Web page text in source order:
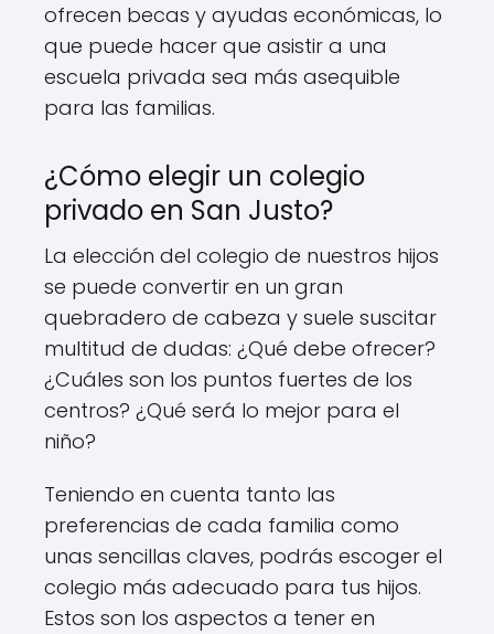
ofrecen becas y ayudas económicas, lo
que puede hacer que asistir a una
escuela privada sea más asequible
para las familias.
¿Cómo elegir un colegio
privado en San Justo?
La elección del colegio de nuestros hijos
se puede convertir en un gran
quebradero de cabeza y suele suscitar
multitud de dudas: ¿Qué debe ofrecer?
¿Cuáles son los puntos fuertes de los
centros? ¿Qué será lo mejor para el
niño?
Teniendo en cuenta tanto las
preferencias de cada familia como
unas sencillas claves, podrás escoger el
colegio más adecuado para tus hijos.
Estos son los aspectos a tener en